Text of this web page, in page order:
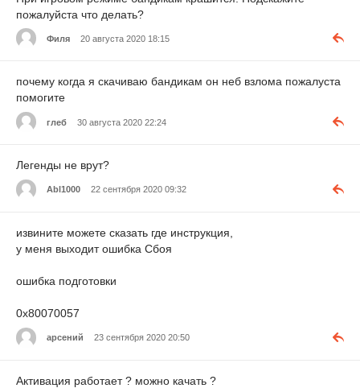
пожалуйста что делать?
Филя 20 августа 2020 18:15
почему когда я скачиваю бандикам он неб взлома пожалуста
помогите
глеб 30 августа 2020 22:24
Легенды не врут?
Abl1000 22 сентября 2020 09:32
извините можете сказать где инструкция,
у меня выходит ошибка Сбоя
ошибка подготовки
0х80070057
арсений 23 сентября 2020 20:50
Активация работает ? можно качать ?